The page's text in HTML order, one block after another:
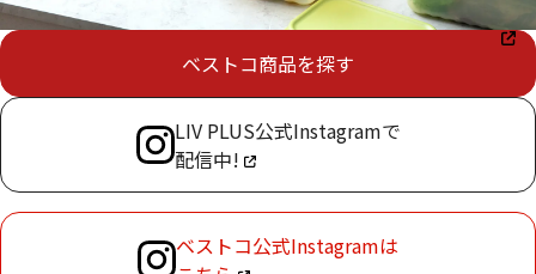
ベストコ商品を探す
LIV PLUS公式Instagramで
配信中!
ベストコ公式Instagramは